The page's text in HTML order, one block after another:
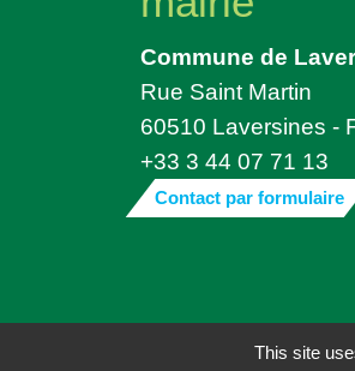
Commune de
Rue Saint Martin
60510 Laversines -
+33 3 44 07 71 13
Contact par formulaire
Mentions légales -
This site